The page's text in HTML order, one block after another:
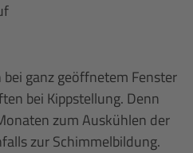
ganz geöffnetem Fenster
bei Kippstellung. Denn
zum Auskühlen der
zur Schimmelbildung.